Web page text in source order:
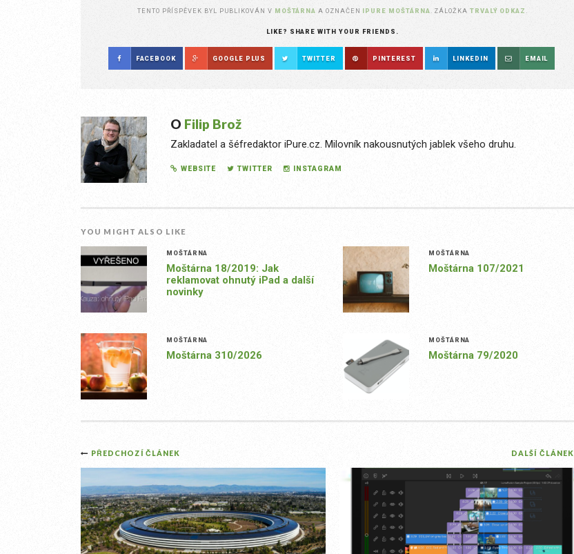
TENTO PŘÍSPĚVEK BYL PUBLIKOVÁN V MOŠTÁRNA A OZNAČEN IPURE MOŠTÁRNA. ZÁLOŽKA TRVALÝ ODKAZ .
LIKE? SHARE WITH YOUR FRIENDS.
FACEBOOK GOOGLE PLUS TWITTER PINTEREST LINKEDIN EMAIL
O Filip Brož
Zakladatel a šéfredaktor iPure.cz. Milovník nakousnutých jablek všeho druhu.
WEBSITE TWITTER INSTAGRAM
YOU MIGHT ALSO LIKE
MOŠTÁRNA
Moštárna 18/2019: Jak
reklamovat ohnutý iPad a další
novinky
MOŠTÁRNA
Moštárna 107/2021
MOŠTÁRNA
Moštárna 310/2026
MOŠTÁRNA
Moštárna 79/2020
Post
navigation
DALŠÍ ČLÁNEK
PŘEDCHOZÍ ČLÁNEK